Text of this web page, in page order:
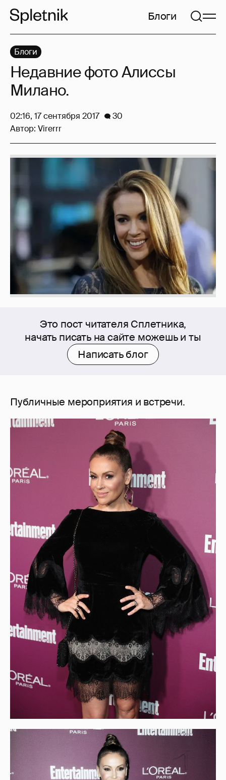
Блоги
Это пост читателя Сплетника,
начать писать на сайте можешь и ты
Написать блог
Публичные мероприятия и встречи.
Блоги
Недавние фото Алиссы
Милано.
02:16, 17 сентября 2017
30
Автор: Virerrr